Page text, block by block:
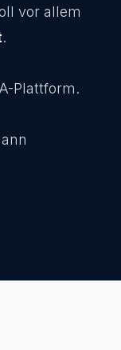
vor allem
.
Plattform.